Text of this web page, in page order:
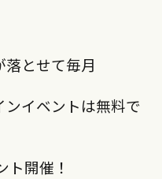
とせて毎月
イベントは無料で
ト開催！